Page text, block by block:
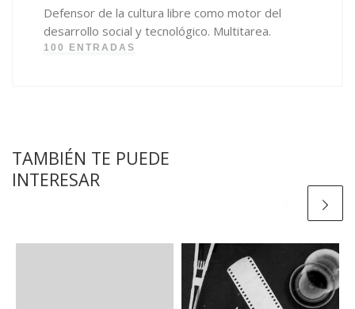
Defensor de la cultura libre como motor del
desarrollo social y tecnológico. Multitarea.
100 ENTRADAS
TAMBIÉN TE PUEDE
INTERESAR